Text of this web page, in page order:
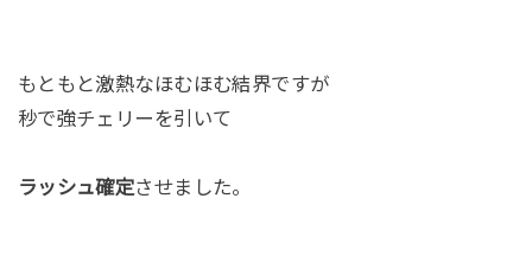
もともと激熱なほむほむ結界ですが
秒で強チェリーを引いて
ラッシュ確定させました。